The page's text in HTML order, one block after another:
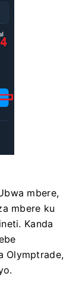
mbere,
mbere ku
Kanda
Olymptrade,